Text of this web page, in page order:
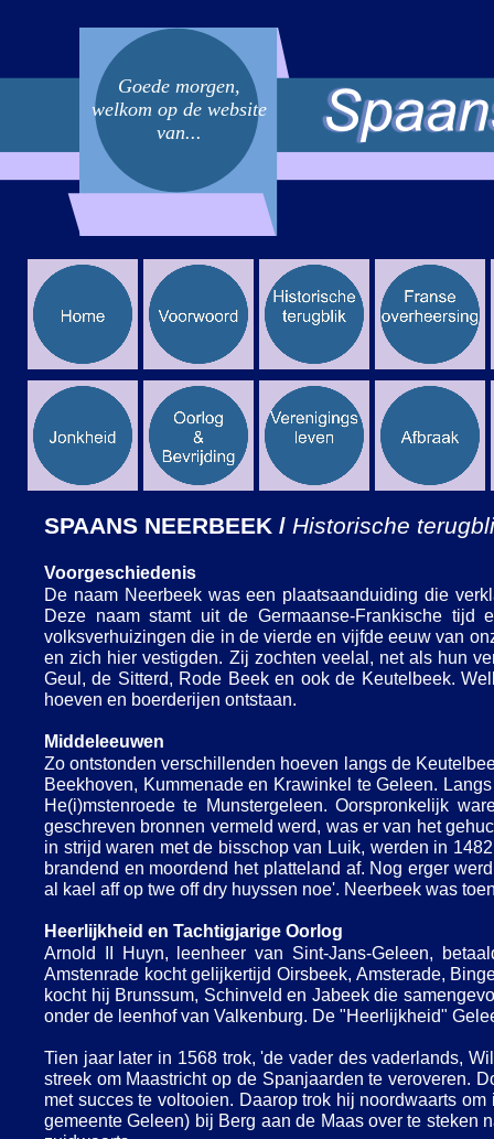
SPAANS NEERBEEK / Historische
Voorgeschiedenis
De naam Neerbeek was een plaatsaanduiding die
Deze naam stamt uit de Germaanse-Frankische tijd
volksverhuizingen die in de vierde en vijfde eeuw van
en zich hier vestigden. Zij zochten veelal, net als hun
Geul, de Sitterd, Rode Beek en ook de Keutelbeek.
hoeven en boerderijen ontstaan.
Middeleeuwen
Zo ontstonden verschillenden hoeven langs de
Beekhoven, Kummenade en Krawinkel te Geleen.
He(i)mstenroede te Munstergeleen. Oorspronkelijk
geschreven bronnen vermeld werd, was er van het
in strijd waren met de bisschop van Luik, werden in
brandend en moordend het platteland af. Nog erger
al kael aff op twe off dry huyssen noe'. Neerbeek was
Heerlijkheid en Tachtigjarige Oorlog
Arnold II Huyn, leenheer van Sint-Jans-Geleen,
Amstenrade kocht gelijkertijd Oirsbeek, Amsterade,
kocht hij Brunssum, Schinveld en Jabeek die
onder de leenhof van Valkenburg. De "Heerlijkheid"
Tien jaar later in 1568 trok, 'de vader des vaderlands,
streek om Maastricht op de Spanjaarden te veroveren.
met succes te voltooien. Daarop trok hij noordwaarts
gemeente Geleen) bij Berg aan de Maas over te steken
Goede morgen,
welkom op de website
van...